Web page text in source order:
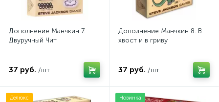
Дополнение Манчкин 7.
Двуручный Чит
37 руб. /шт
Дополнение Манчкин 8. В
хвост и в гриву
37 руб. /шт
Делюкс Новинка